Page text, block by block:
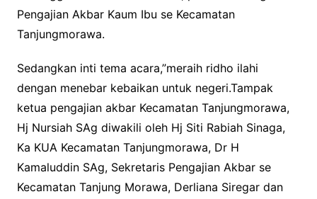
Pengajian Akbar Kaum Ibu se Kecamatan
Tanjungmorawa.
Sedangkan inti tema acara,”meraih ridho ilahi
dengan menebar kebaikan untuk negeri.Tampak
ketua pengajian akbar Kecamatan Tanjungmorawa,
Hj Nursiah SAg diwakili oleh Hj Siti Rabiah Sinaga,
Ka KUA Kecamatan Tanjungmorawa, Dr H
Kamaluddin SAg, Sekretaris Pengajian Akbar se
Kecamatan Tanjung Morawa, Derliana Siregar dan